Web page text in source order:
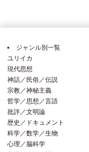
ジャンル別一覧
ユリイカ
現代思想
神話／民俗／伝説
宗教／神秘主義
哲学／思想／言語
批評／文明論
歴史／ドキュメント
科学／数学／生物
心理／脳科学